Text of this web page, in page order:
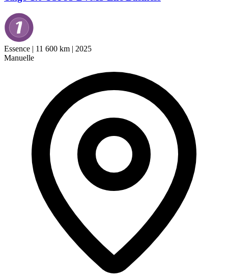
Essence | 11 600 km | 2025
Manuelle